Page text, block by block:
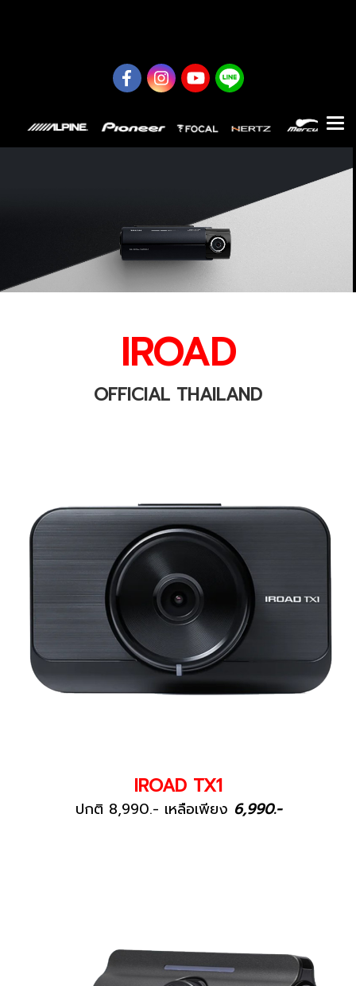
IROAD
OFFICIAL THAILAND
IROAD TX1
ปกติ 8,990.- เหลือเพียง 6,990.-